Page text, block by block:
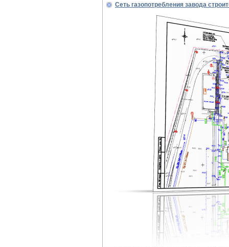
Сеть газопотребления завода